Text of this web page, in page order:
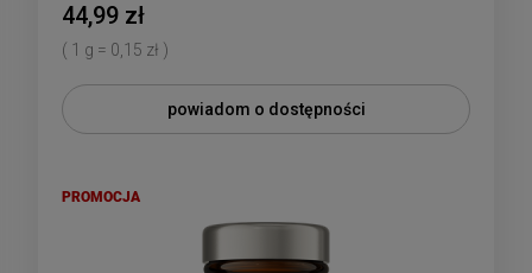
44,99 zł
( 1 g = 0,15 zł )
powiadom o dostępności
PROMOCJA